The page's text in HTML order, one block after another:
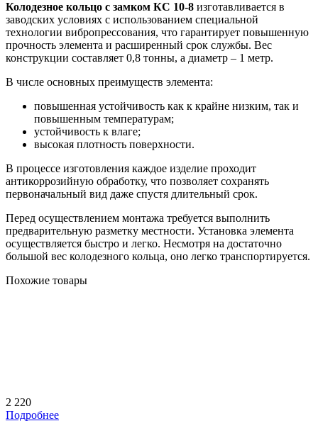
Колодезное кольцо с замком КС 10-8 изготавливается в
заводских условиях с использованием специальной
технологии вибропрессования, что гарантирует повышенную
прочность элемента и расширенный срок службы. Вес
конструкции составляет 0,8 тонны, а диаметр – 1 метр.
В числе основных преимуществ элемента:
повышенная устойчивость как к крайне низким, так и
повышенным температурам;
устойчивость к влаге;
высокая плотность поверхности.
В процессе изготовления каждое изделие проходит
антикоррозийную обработку, что позволяет сохранять
первоначальный вид даже спустя длительный срок.
Перед осуществлением монтажа требуется выполнить
предварительную разметку местности. Установка элемента
осуществляется быстро и легко. Несмотря на достаточно
большой вес колодезного кольца, оно легко транспортируется.
Похожие товары
2 220
Подробнее